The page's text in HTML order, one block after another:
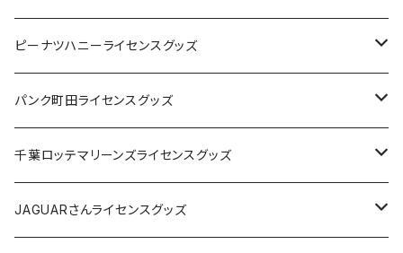
キャップ
ステッカー
缶バッジ
ホテルキーホルダー
ステッカー
缶バッジ
アクリルキーホルダー
ホテルキーホルダー
ピーナツハニーライセンスグッズ
Tシャツ
キャップ
バッグ
パンク町田ライセンスグッズ
Tシャツ
キャップ
千葉ロッテマリーンズライセンスグッズ
ステッカー
JAGUARさんライセンスグッズ